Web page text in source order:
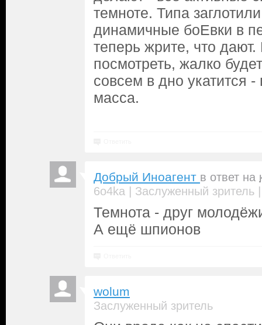
темноте. Типа
динамичные боЕвки в
теперь жрите, что
посмотреть, жалко
совсем в дно укатится
масса.
Добрый Иноагент в ответ на
6o4ka | Заслуженный зритель
Темнота - друг
А ещё шпионов
wolum
Заслуженный зритель